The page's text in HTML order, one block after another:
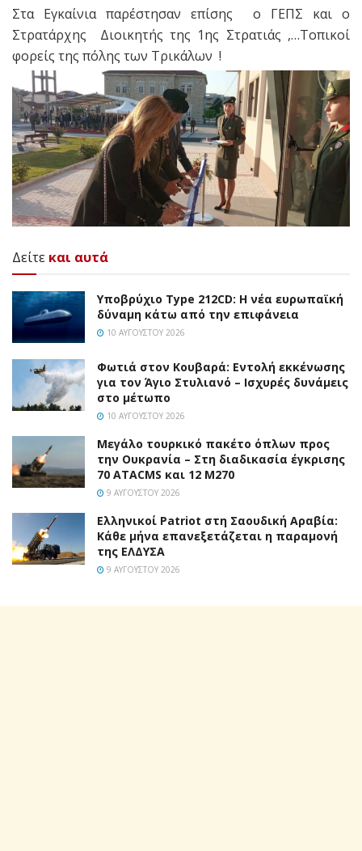
Στα Εγκαίνια παρέστησαν επίσης ο ΓΕΠΣ και ο
Στρατάρχης Διοικητής της 1ης Στρατιάς ,…Τοπικοί
φορείς της πόλης των Τρικάλων !
Δείτε και αυτά
Υποβρύχιο Type 212CD: Η νέα ευρωπαϊκή
δύναμη κάτω από την επιφάνεια
10 ΑΥΓΟΎΣΤΟΥ 2026
Φωτιά στον Κουβαρά: Εντολή εκκένωσης
για τον Άγιο Στυλιανό – Ισχυρές δυνάμεις
στο μέτωπο
10 ΑΥΓΟΎΣΤΟΥ 2026
Μεγάλο τουρκικό πακέτο όπλων προς
την Ουκρανία – Στη διαδικασία έγκρισης
70 ATACMS και 12 M270
9 ΑΥΓΟΎΣΤΟΥ 2026
Ελληνικοί Patriot στη Σαουδική Αραβία:
Κάθε μήνα επανεξετάζεται η παραμονή
της ΕΛΔΥΣΑ
9 ΑΥΓΟΎΣΤΟΥ 2026